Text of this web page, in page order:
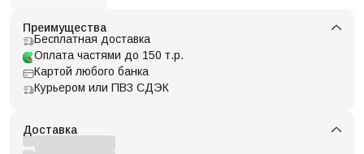
Преимущества
Бесплатная доставка
Оплата частями до 150 т.р.
Картой любого банка
Курьером или ПВЗ СДЭК
Доставка